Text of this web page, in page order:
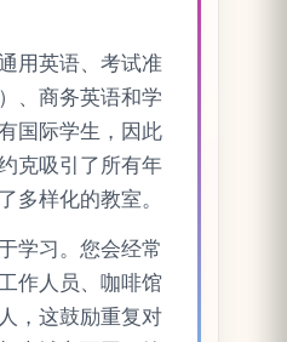
用英语、考试准
、商务英语和学
国际学生，因此
克吸引了所有年
多样化的教室。
学习。您会经常
作人员、咖啡馆
，这鼓励重复对